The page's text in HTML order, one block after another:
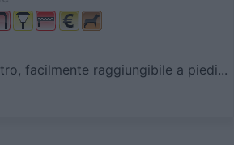
facilmente raggiungibile a piedi...